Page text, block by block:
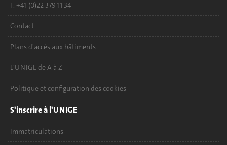
F. +41 (0)22 379 11 34
Contact
Plans d'accès aux bâtiments
L'UNIGE de A à Z
Politique et configuration des cookies
S'inscrire à l'UNIGE
Immatriculations